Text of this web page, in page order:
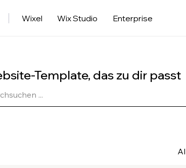
Wixel Wix Studio Enterprise
Template, das zu dir passt